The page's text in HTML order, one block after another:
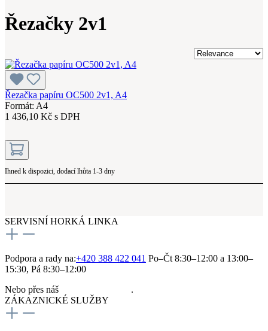
Řezačky 2v1
Řezačka papíru OC500 2v1, A4
Formát: A4
1 436,10 Kč s DPH
Ihned k dispozici, dodací lhůta 1-3 dny
SERVISNÍ HORKÁ LINKA
Podpora a rady na:+420 388 422 041 Po–Čt 8:30–12:00 a 13:00–
15:30, Pá 8:30–12:00
Nebo přes náš
.
ZÁKAZNICKÉ SLUŽBY